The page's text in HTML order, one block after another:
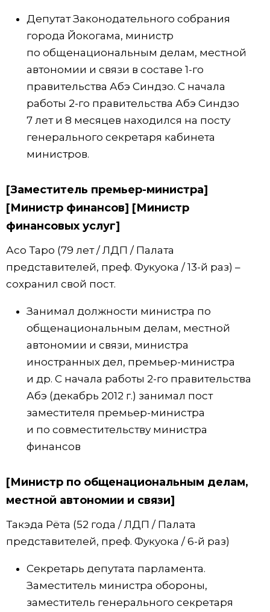
Депутат Законодательного собрания
города Йокогама, министр
по общенациональным делам, местной
автономии и связи в составе 1-го
правительства Абэ Синдзо. С начала
работы 2-го правительства Абэ Синдзо
7 лет и 8 месяцев находился на посту
генерального секретаря кабинета
министров.
[Заместитель премьер-министра]
[Министр финансов] [Министр
финансовых услуг]
Асо Таро (79 лет / ЛДП / Палата
представителей, преф. Фукуока / 13-й раз) –
сохранил свой пост.
Занимал должности министра по
общенациональным делам, местной
автономии и связи, министра
иностранных дел, премьер-министра
и др. С начала работы 2-го правительства
Абэ (декабрь 2012 г.) занимал пост
заместителя премьер-министра
и по совместительству министра
финансов
[Министр по общенациональным делам,
местной автономии и связи]
Такэда Рёта (52 года / ЛДП / Палата
представителей, преф. Фукуока / 6-й раз)
Секретарь депутата парламента.
Заместитель министра обороны,
заместитель генерального секретаря